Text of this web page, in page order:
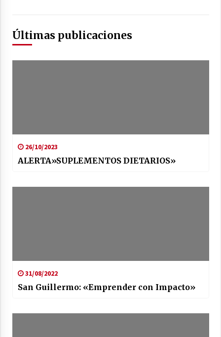
Últimas publicaciones
26/10/2023
ALERTA»SUPLEMENTOS DIETARIOS»
31/08/2022
San Guillermo: «Emprender con Impacto»